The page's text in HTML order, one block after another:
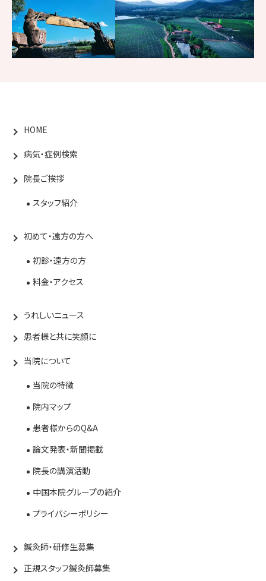
HOME
病気・症例検索
院長ご挨拶
スタッフ紹介
初めて・遠方の方へ
初診・遠方の方
料金・アクセス
うれしいニュース
患者様と共に笑顔に
当院について
当院の特徴
院内マップ
患者様からのQ&A
論文発表・新聞掲載
院長の講演活動
中国本院グループの紹介
プライバシーポリシー
鍼灸師・研修生募集
正規スタッフ鍼灸師募集